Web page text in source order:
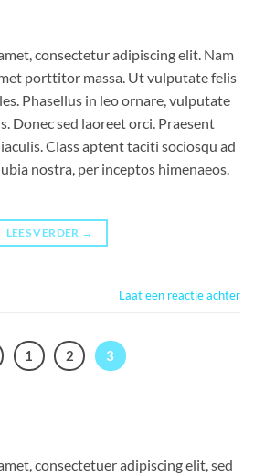
consectetur adipiscing elit. Nam
porttitor massa. Ut vulputate felis
Phasellus in leo ornare, vulputate
Donec sed laoreet orci. Praesent
Class aptent taciti sociosqu ad
nostra, per inceptos himenaeos.
LEES VERDER →
Laat een reactie achter
1 2 3
consectetuer adipiscing elit, sed